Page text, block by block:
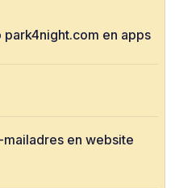
en apps
en website